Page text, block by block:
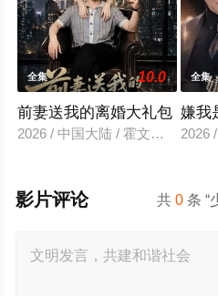
全集 10.0
前妻送我的离婚大礼包
2026 / 中国大陆 / 霍文琦＆雷小米
全集
嫌我
2026
共0 条 “
影片评论